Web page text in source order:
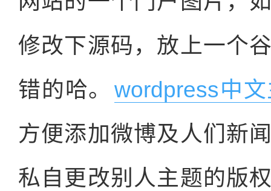
修改下源码，放上一个
错的哈。 wordpress中
方便添加微博及人们新
私自更改别人主题的版